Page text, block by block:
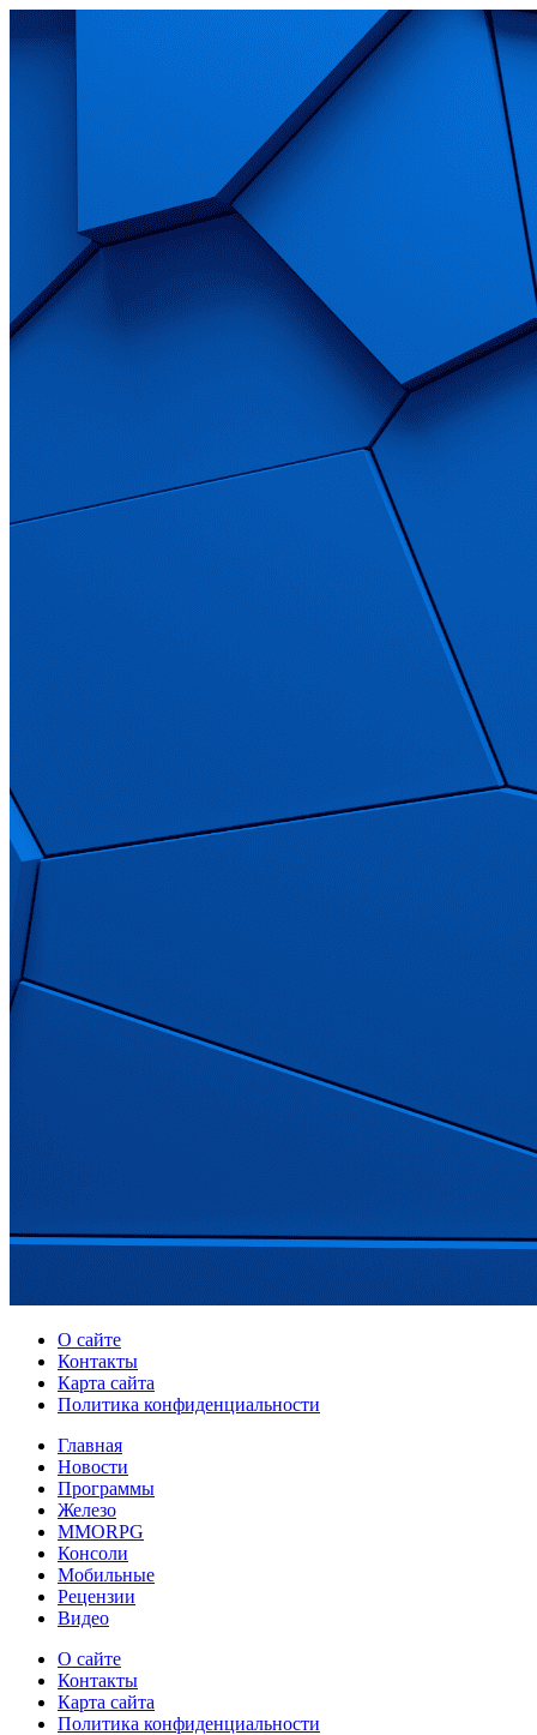
О сайте
Контакты
Карта сайта
Политика конфиденциальности
Главная
Новости
Программы
Железо
MMORPG
Консоли
Мобильные
Рецензии
Видео
О сайте
Контакты
Карта сайта
Политика конфиденциальности